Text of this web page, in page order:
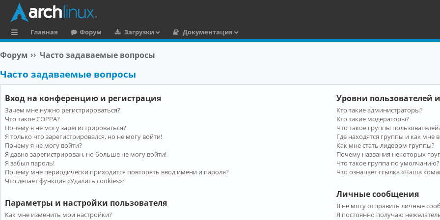
ы
л
Главная Форум Загрузки
Документация
Форум Часто задаваемые вопросы
Часто задаваемые вопросы
Вход на конференцию и регистрация
Зачем мне нужно регистрироваться?
Что такое COPPA?
Почему я не могу зарегистрироваться?
Я только что зарегистрировался, но не могу войти!
Почему я не могу войти?
Я давно зарегистрирован, но больше не могу войти!
Я забыл пароль!
Почему мне периодически приходится повторять ввод имени и пароля?
Что делает функция «Удалить cookies»?
Параметры и настройки пользователя
Как мне изменить мои настройки?
Уровни пользователей
Кто такие администраторы?
Кто такие модераторы?
Что такое группы
Где находятся группы и как мне
Как мне стать лидером группы?
Почему названия некоторых
Что такое группа по умолчанию?
Что означает ссылка «Наша
Личные сообщения
Я не могу отправить личные
Я постоянно получаю